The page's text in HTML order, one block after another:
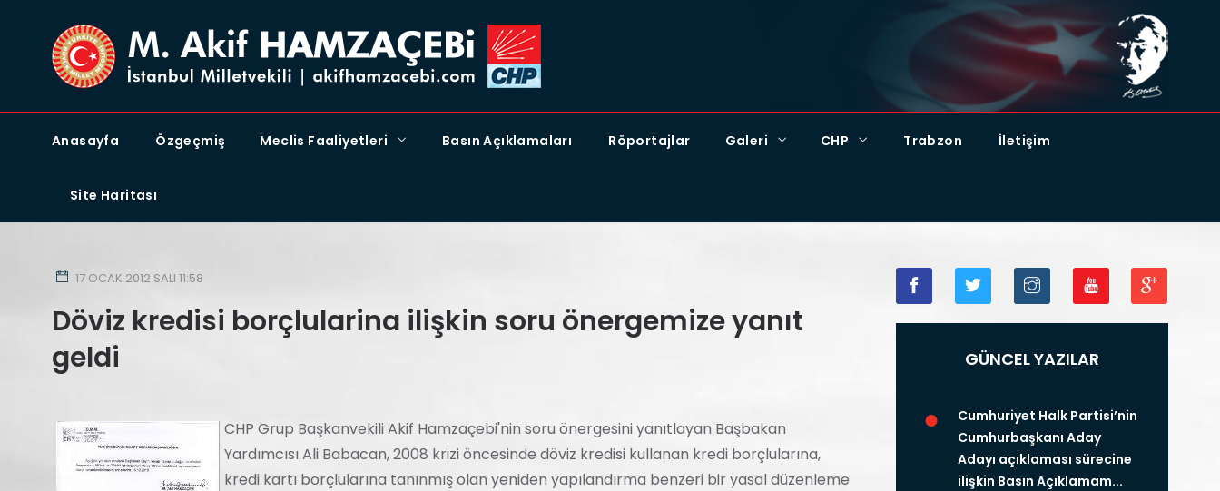
Anasayfa Özgeçmiş Meclis Faaliyetleri Basın Açıklamaları Röportajlar Galeri CHP Trabzon İletişim
Site Haritası
17 OCAK 2012 SALI 11:58
Döviz kredisi borçlularina ilişkin soru önergemize yanıt
geldi
CHP Grup Başkanvekili Akif Hamzaçebi'nin soru önergesini yanıtlayan Başbakan
Yardımcısı Ali Babacan, 2008 krizi öncesinde döviz kredisi kullanan kredi borçlularına,
kredi kartı borçlularına tanınmış olan yeniden yapılandırma benzeri bir yasal düzenleme
GÜNCEL YAZILAR
●
Cumhuriyet Halk Partisi’nin
Cumhurbaşkanı Aday
Adayı açıklaması sürecine
ilişkin Basın Açıklamam...